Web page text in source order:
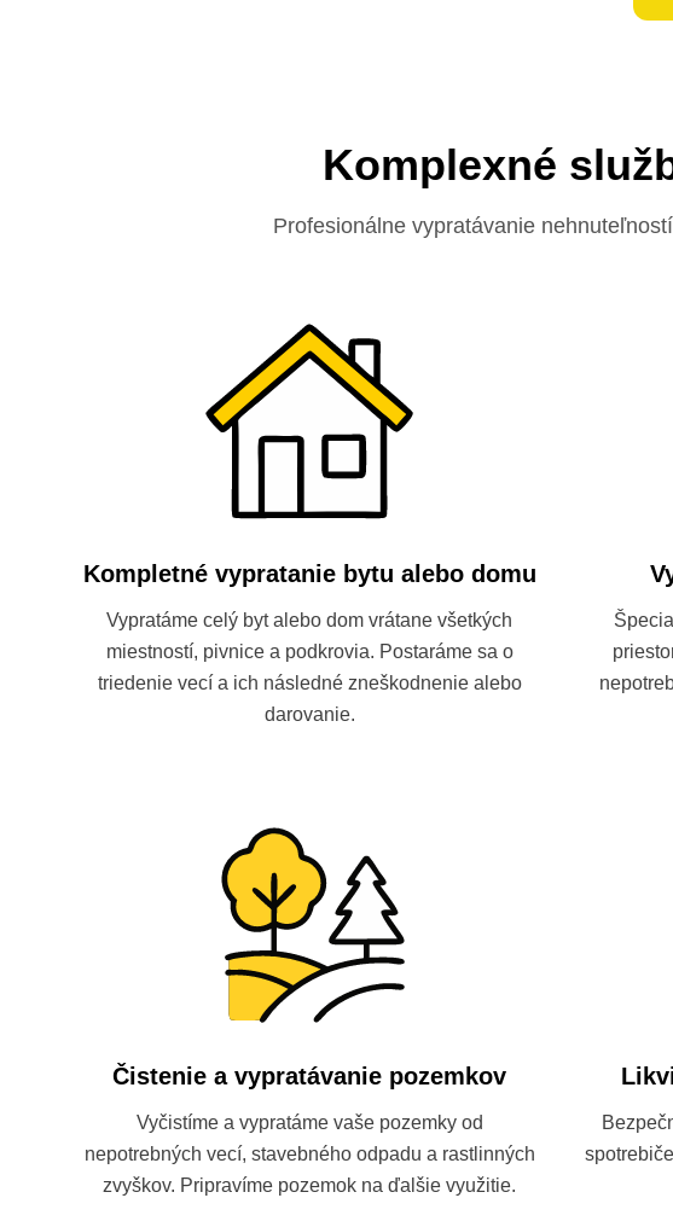
Komplexné
Profesionálne vypratávanie
Kompletné vypratanie bytu alebo domu
Vypratáme celý byt alebo dom vrátane všetkých
miestností, pivnice a podkrovia. Postaráme sa o
triedenie vecí a ich následné zneškodnenie alebo
darovanie.
Čistenie a vypratávanie pozemkov
Vyčistíme a vypratáme vaše pozemky od
nepotrebných vecí, stavebného odpadu a rastlinných
zvyškov. Pripravíme pozemok na ďalšie využitie.